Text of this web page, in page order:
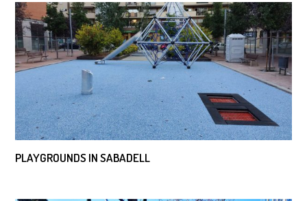
PLAYGROUNDS IN SABADELL